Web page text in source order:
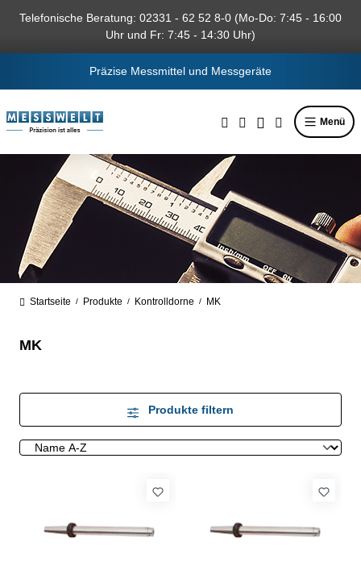
springen
Telefonische Beratung: 02331 - 62 52 8-0 (Mo-Do: 7:45 - 16:00
Uhr und Fr: 7:45 - 14:30 Uhr)
Präzise Messmittel und Messgeräte
Menü
Startseite / Produkte / Kontrolldorne / MK
MK
Produkte filtern